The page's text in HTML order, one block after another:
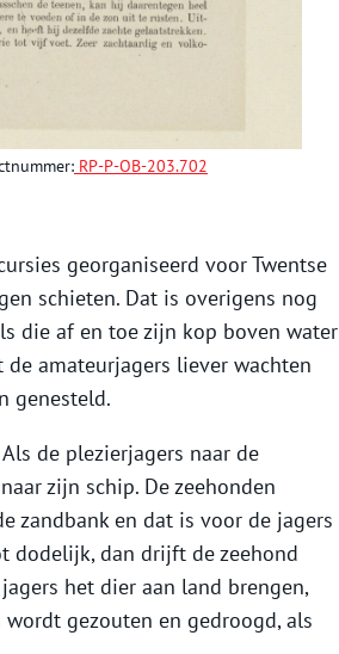
RP-P-OB-203.702
georganiseerd voor Twentse
schieten. Dat is overigens nog
die af en toe zijn kop boven water
de amateurjagers liever wachten
genesteld.
de plezierjagers naar de
zijn schip. De zeehonden
zandbank en dat is voor de jagers
dodelijk, dan drijft de zeehond
het dier aan land brengen,
gezouten en gedroogd, als